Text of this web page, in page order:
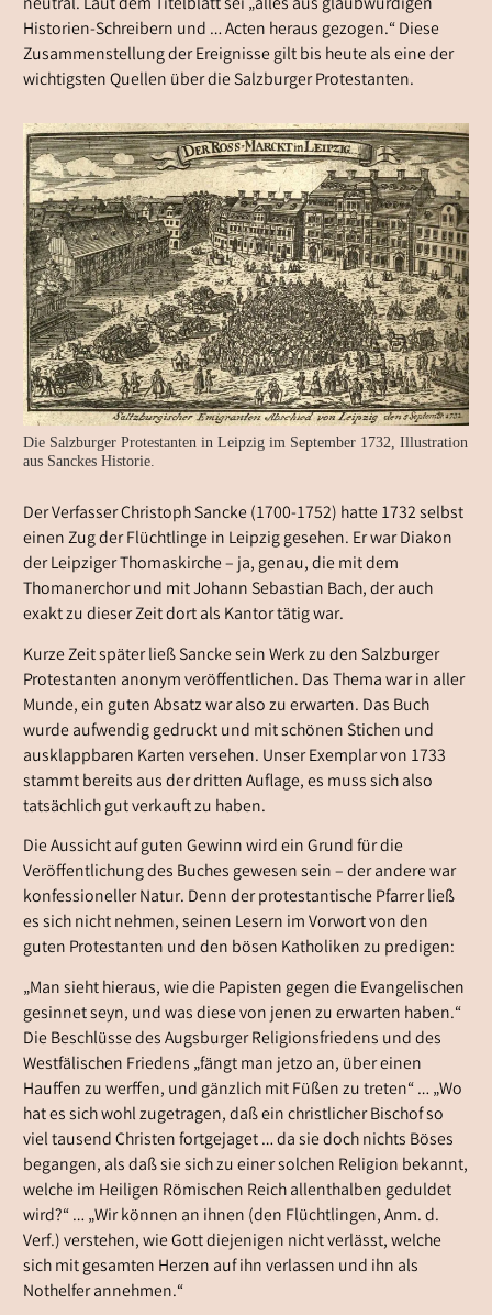
Historien-Schreibern und … Acten heraus gezogen.“ Diese
Zusammenstellung der Ereignisse gilt bis heute als eine der
wichtigsten Quellen über die Salzburger Protestanten.
Die Salzburger Protestanten in Leipzig im September 1732, Illustration
aus Sanckes Historie.
Der Verfasser Christoph Sancke (1700-1752) hatte 1732 selbst
einen Zug der Flüchtlinge in Leipzig gesehen. Er war Diakon
der Leipziger Thomaskirche – ja, genau, die mit dem
Thomanerchor und mit Johann Sebastian Bach, der auch
exakt zu dieser Zeit dort als Kantor tätig war.
Kurze Zeit später ließ Sancke sein Werk zu den Salzburger
Protestanten anonym veröffentlichen. Das Thema war in aller
Munde, ein guten Absatz war also zu erwarten. Das Buch
wurde aufwendig gedruckt und mit schönen Stichen und
ausklappbaren Karten versehen. Unser Exemplar von 1733
stammt bereits aus der dritten Auflage, es muss sich also
tatsächlich gut verkauft zu haben.
Die Aussicht auf guten Gewinn wird ein Grund für die
Veröffentlichung des Buches gewesen sein – der andere war
konfessioneller Natur. Denn der protestantische Pfarrer ließ
es sich nicht nehmen, seinen Lesern im Vorwort von den
guten Protestanten und den bösen Katholiken zu predigen:
„Man sieht hieraus, wie die Papisten gegen die Evangelischen
gesinnet seyn, und was diese von jenen zu erwarten haben.“
Die Beschlüsse des Augsburger Religionsfriedens und des
Westfälischen Friedens „fängt man jetzo an, über einen
Hauffen zu werffen, und gänzlich mit Füßen zu treten“ … „Wo
hat es sich wohl zugetragen, daß ein christlicher Bischof so
viel tausend Christen fortgejaget … da sie doch nichts Böses
begangen, als daß sie sich zu einer solchen Religion bekannt,
welche im Heiligen Römischen Reich allenthalben geduldet
wird?“ … „Wir können an ihnen (den Flüchtlingen, Anm. d.
Verf.)verstehen, wie Gott diejenigen nicht verlässt, welche
sich mit gesamten Herzen auf ihn verlassen und ihn als
Nothelfer annehmen.“